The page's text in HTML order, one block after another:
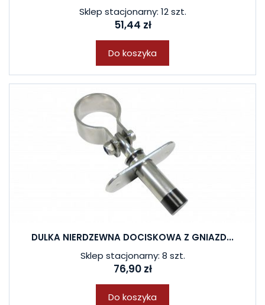
Sklep stacjonarny: 12 szt.
51,44 zł
Do koszyka
DULKA NIERDZEWNA DOCISKOWA Z GNIAZD...
Sklep stacjonarny: 8 szt.
76,90 zł
Do koszyka